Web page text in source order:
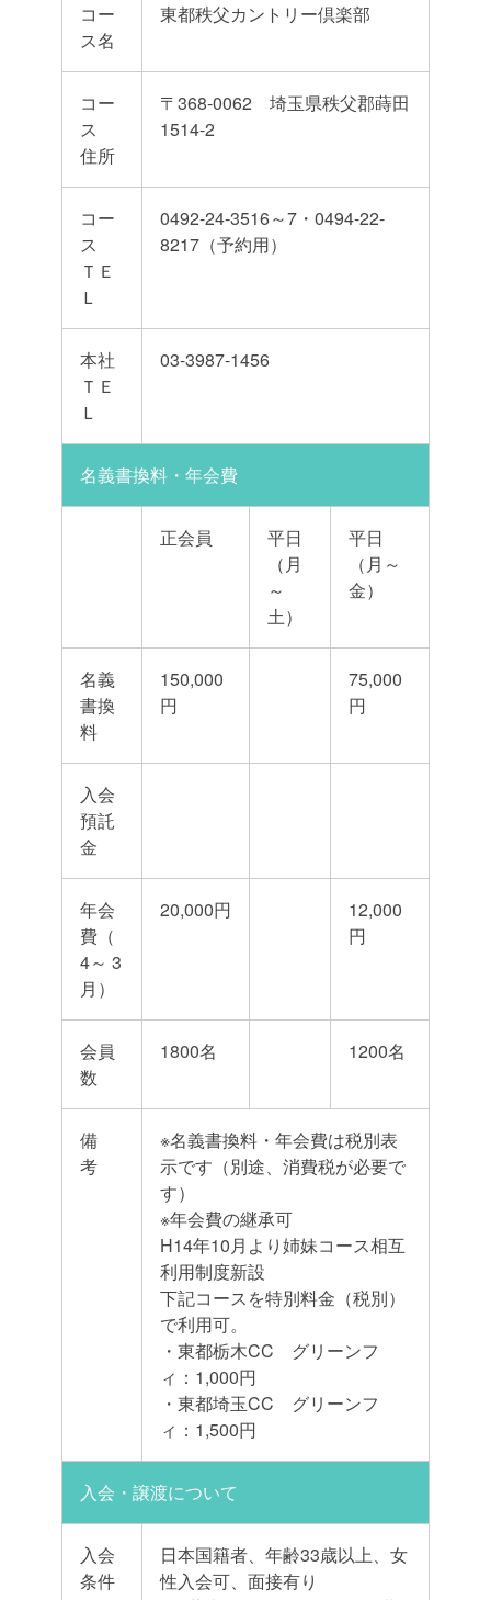
コー
ス名
東都秩父カントリー倶楽部
コー
ス
住所
〒368-0062 埼玉県秩父郡蒔田
1514-2
コー
ス
ＴＥ
Ｌ
0492-24-3516～7・0494-22-
8217（予約用）
本社
ＴＥ
Ｌ
03-3987-1456
名義書換料・年会費
正会員
平日
（月
～
土）
平日
（月～
金）
名義
書換
料
150,000
円
75,000
円
入会
預託
金
年会
費（
4～ 3
月）
20,000円
12,000
円
会員
数
1800名 1200名
備
考
※名義書換料・年会費は税別表
示です（別途、消費税が必要で
す）
※年会費の継承可
H14年10月より姉妹コース相互
利用制度新設
下記コースを特別料金（税別）
で利用可。
・東都栃木CC グリーンフ
ィ：1,000円
・東都埼玉CC グリーンフ
ィ：1,500円
入会・譲渡について
入会
条件
日本国籍者、年齢33歳以上、女
性入会可、面接有り